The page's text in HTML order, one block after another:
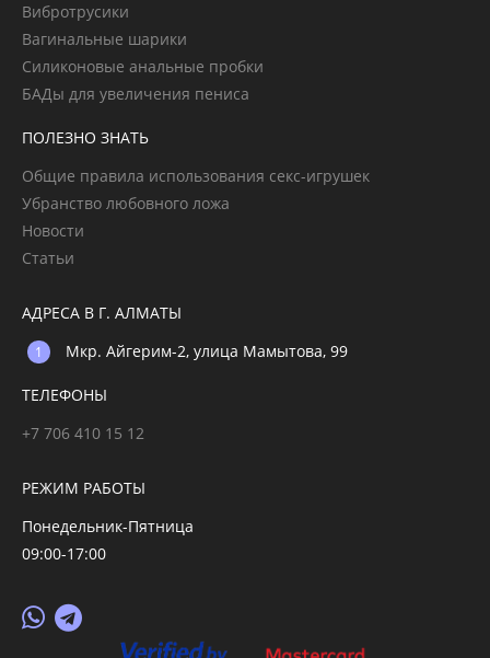
Вибротрусики
Вагинальные шарики
Силиконовые анальные пробки
БАДы для увеличения пениса
ПОЛЕЗНО ЗНАТЬ
Общие правила использования секс-игрушек
Убранство любовного ложа
Новости
Статьи
АДРЕСА В Г. АЛМАТЫ
Мкр. Айгерим-2, улица Мамытова, 99
ТЕЛЕФОНЫ
+7 706 410 15 12
РЕЖИМ РАБОТЫ
Понедельник-Пятница
09:00-17:00